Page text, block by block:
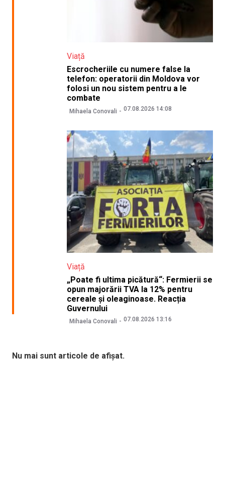
Viață
Escrocheriile cu numere false la
telefon: operatorii din Moldova vor
folosi un nou sistem pentru a le
combate
Mihaela Conovali 07.08.2026 14:08
Viață
„Poate fi ultima picătură“: Fermierii se
opun majorării TVA la 12% pentru
cereale și oleaginoase. Reacția
Guvernului
Mihaela Conovali 07.08.2026 13:16
Nu mai sunt articole de afișat.